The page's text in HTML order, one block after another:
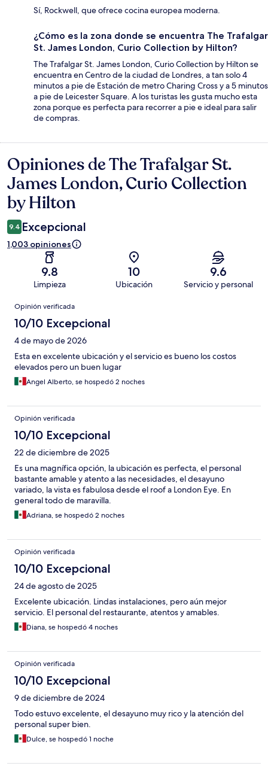
Sí, Rockwell, que ofrece cocina europea moderna.
¿Cómo es la zona donde se encuentra The Trafalgar
St. James London, Curio Collection by Hilton?
The Trafalgar St. James London, Curio Collection by Hilton se
encuentra en Centro de la ciudad de Londres, a tan solo 4
minutos a pie de Estación de metro Charing Cross y a 5 minutos
a pie de Leicester Square. A los turistas les gusta mucho esta
zona porque es perfecta para recorrer a pie e ideal para salir
de compras.
Opiniones
Opiniones de The Trafalgar St.
James London, Curio Collection
by Hilton
9.4 Excepcional
1,003 opiniones
9.8
Limpieza
10
Ubicación
9.6
Servicio y personal
Opiniones
Opinión verificada
10/10 Excepcional
4 de mayo de 2026
Esta en excelente ubicación y el servicio es bueno los costos
elevados pero un buen lugar
Angel Alberto, se hospedó 2 noches
Opinión verificada
10/10 Excepcional
22 de diciembre de 2025
Es una magnífica opción, la ubicación es perfecta, el personal
bastante amable y atento a las necesidades, el desayuno
variado, la vista es fabulosa desde el roof a London Eye. En
general todo de maravilla.
Adriana, se hospedó 2 noches
Opinión verificada
10/10 Excepcional
24 de agosto de 2025
Excelente ubicación. Lindas instalaciones, pero aún mejor
servicio. El personal del restaurante, atentos y amables.
Diana, se hospedó 4 noches
Opinión verificada
10/10 Excepcional
9 de diciembre de 2024
Todo estuvo excelente, el desayuno muy rico y la atención del
personal super bien.
Dulce, se hospedó 1 noche